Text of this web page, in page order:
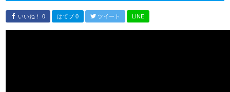
いいね！ 0 はてブ 0 ツイート LINE